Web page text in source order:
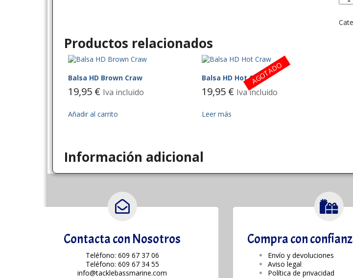
Productos relacionados
Balsa HD Brown Craw
19,95 € Iva incluido
Añadir al carrito
Balsa HD Hot Craw
19,95 € Iva incluido
Leer más
AGOTADO
Información adicional
Contacta con Nosotros
Teléfono: 609 67 37 06
Teléfono: 609 67 34 55
info@tacklebassmarine.com
Compra con
Envío y devoluciones
Aviso legal
Política de privacidad